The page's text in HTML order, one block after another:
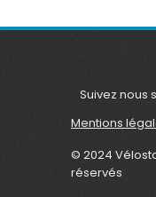
Suivez nous
Mentions
© 2024
réservés